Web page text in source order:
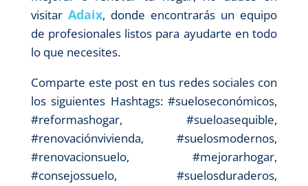
visitar Adaix, donde encontrarás un equipo
de profesionales listos para ayudarte en todo
lo que necesites.
Comparte este post en tus redes sociales con
los siguientes Hashtags: #sueloseconómicos,
#reformashogar, #sueloasequible,
#renovaciónvivienda, #suelosmodernos,
#renovacionsuelo, #mejorarhogar,
#consejossuelo, #suelosduraderos,